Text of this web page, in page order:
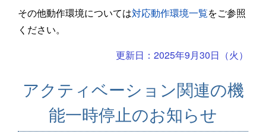
その他動作環境については対応動作環境一覧をご参照
ください。
更新日：2025年9月30日（火）
アクティベーション関連の機
能一時停止のお知らせ